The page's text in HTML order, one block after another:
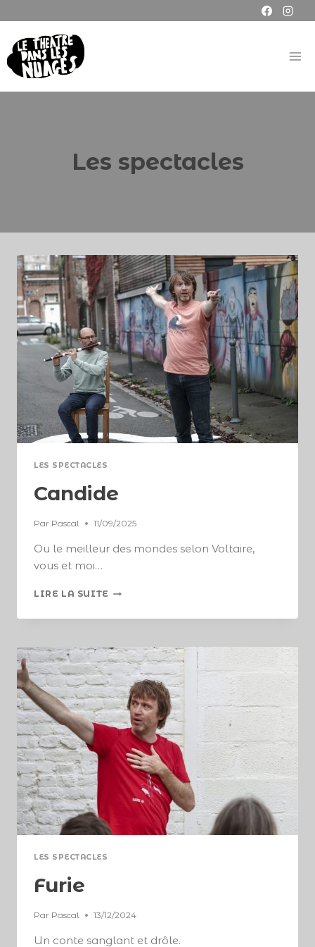
Les spectacles
LES SPECTACLES
Candide
Par Pascal 11/09/2025
Ou le meilleur des mondes selon Voltaire,
vous et moi…
LIRE LA SUITE
LES SPECTACLES
Furie
Par Pascal 13/12/2024
Un conte sanglant et drôle.